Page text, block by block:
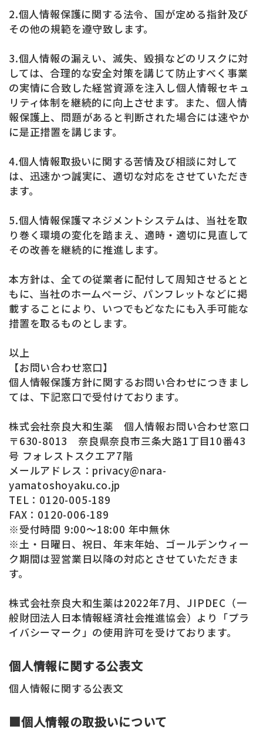
2.個人情報保護に関する法令、国が定める指針及び
その他の規範を遵守致します。
3.個人情報の漏えい、滅失、毀損などのリスクに対
しては、合理的な安全対策を講じて防止すべく事業
の実情に合致した経営資源を注入し個人情報セキュ
リティ体制を継続的に向上させます。また、個人情
報保護上、問題があると判断された場合には速やか
に是正措置を講じます。
4.個人情報取扱いに関する苦情及び相談に対して
は、迅速かつ誠実に、適切な対応をさせていただき
ます。
5.個人情報保護マネジメントシステムは、当社を取
り巻く環境の変化を踏まえ、適時・適切に見直して
その改善を継続的に推進します。
本方針は、全ての従業者に配付して周知させるとと
もに、当社のホームページ、パンフレットなどに掲
載することにより、いつでもどなたにも入手可能な
措置を取るものとします。
以上
【お問い合わせ窓口】
個人情報保護方針に関するお問い合わせにつきまし
ては、下記窓口で受付けております。
株式会社奈良大和生薬 個人情報お問い合わせ窓口
〒630-8013 奈良県奈良市三条大路1丁目10番43
号 フォレストスクエア7階
メールアドレス：privacy@nara-
yamatoshoyaku.co.jp
TEL：0120-005-189
FAX：0120-006-189
※受付時間 9:00～18:00 年中無休
※土・日曜日、祝日、年末年始、ゴールデンウィー
ク期間は翌営業日以降の対応とさせていただきま
す。
株式会社奈良大和生薬は2022年7月、JIPDEC（一
般財団法人日本情報経済社会推進協会）より「プラ
イバシーマーク」の使用許可を受けております。
個人情報に関する公表文
個人情報に関する公表文
■個人情報の取扱いについて